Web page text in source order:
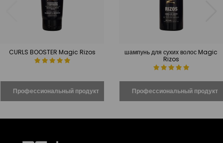
CURLS BOOSTER Magic Rizos
шампунь для сухих волос Magic
Rizos